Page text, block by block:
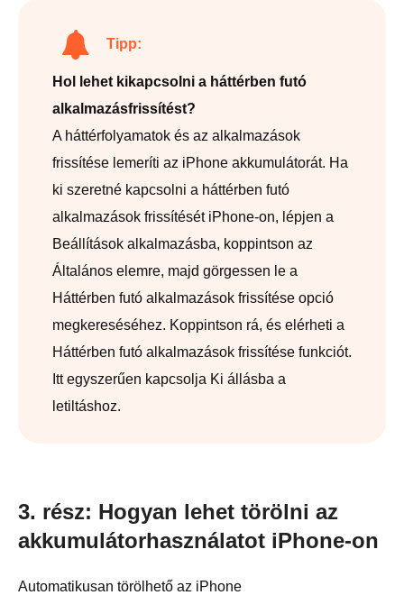
Tipp:
Hol lehet kikapcsolni a háttérben futó
alkalmazásfrissítést?
A háttérfolyamatok és az alkalmazások
frissítése lemeríti az iPhone akkumulátorát. Ha
ki szeretné kapcsolni a háttérben futó
alkalmazások frissítését iPhone-on, lépjen a
Beállítások alkalmazásba, koppintson az
Általános elemre, majd görgessen le a
Háttérben futó alkalmazások frissítése opció
megkereséséhez. Koppintson rá, és elérheti a
Háttérben futó alkalmazások frissítése funkciót.
Itt egyszerűen kapcsolja Ki állásba a
letiltáshoz.
3. rész: Hogyan lehet törölni az
akkumulátorhasználatot iPhone-on
Automatikusan törölhető az iPhone